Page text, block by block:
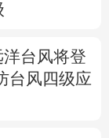
洋台风将登
台风四级应